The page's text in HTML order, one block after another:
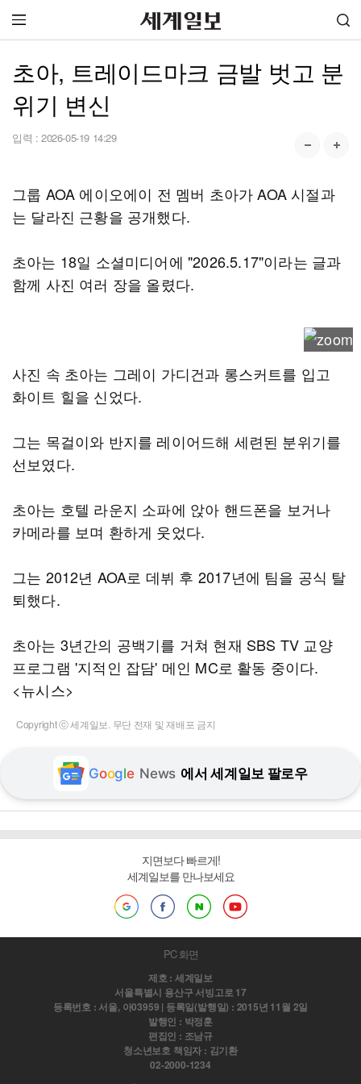
초아, 트레이드마크 금발 벗고 분
위기 변신
입력 : 2026-05-19 14:29
그룹 AOA 에이오에이 전 멤버 초아가 AOA 시절과
는 달라진 근황을 공개했다.
초아는 18일 소셜미디어에 "2026.5.17"이라는 글과
함께 사진 여러 장을 올렸다.
사진 속 초아는 그레이 가디건과 롱스커트를 입고
화이트 힐을 신었다.
그는 목걸이와 반지를 레이어드해 세련된 분위기를
선보였다.
초아는 호텔 라운지 소파에 앉아 핸드폰을 보거나
카메라를 보며 환하게 웃었다.
그는 2012년 AOA로 데뷔 후 2017년에 팀을 공식 탈
퇴했다.
초아는 3년간의 공백기를 거쳐 현재 SBS TV 교양
프로그램 '지적인 잡담' 메인 MC로 활동 중이다.
<뉴시스>
Copyright ⓒ 세계일보. 무단 전재 및 재배포 금지
Google News 에서 세계일보 팔로우
지면보다 빠르게!
세계일보를 만나보세요
PC 화면
제호 : 세계일보
서울특별시 용산구 서빙고로 17
등록번호 : 서울, 아03959 | 등록일(발행일) : 2015년 11월 2일
발행인 : 박정훈
편집인 : 조남규
청소년보호 책임자 : 김기환
02-2000-1234